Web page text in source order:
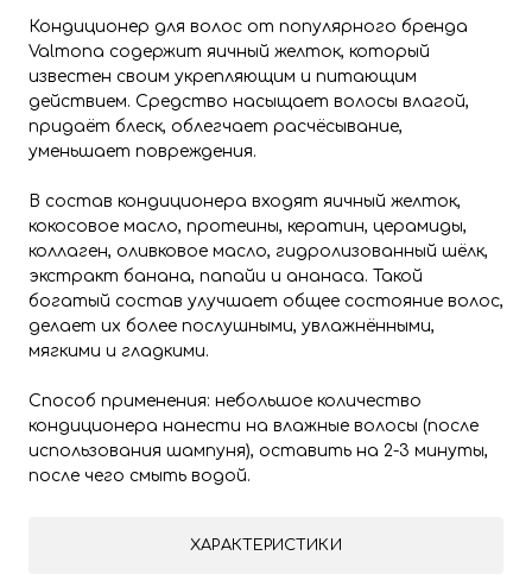
Кондиционер для волос от популярного бренда
Valmona содержит яичный желток, который
известен своим укрепляющим и питающим
действием. Средство насыщает волосы влагой,
придаёт блеск, облегчает расчёсывание,
уменьшает повреждения.
В состав кондиционера входят яичный желток,
кокосовое масло, протеины, кератин, церамиды,
коллаген, оливковое масло, гидролизованный шёлк,
экстракт банана, папайи и ананаса. Такой
богатый состав улучшает общее состояние волос,
делает их более послушными, увлажнёнными,
мягкими и гладкими.
Способ применения: небольшое количество
кондиционера нанести на влажные волосы (после
использования шампуня), оставить на 2-3 минуты,
после чего смыть водой.
ХАРАКТЕРИСТИКИ